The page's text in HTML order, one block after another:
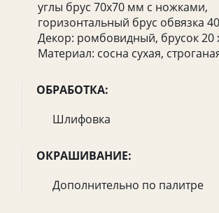
углы брус 70х70 мм с ножками,
горизонтальный брус обвязка
Декор: ромбовидный, брусок 20
Материал: сосна сухая,
ОБРАБОТКА:
Шлифовка
ОКРАШИВАНИЕ:
Дополнительно по палитре